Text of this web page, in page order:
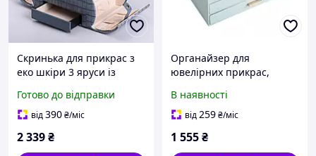
Скринька для прикрас з
еко шкіри 3 яруси із
ювелірних виробів
24х17х18 см, синій
Готово до відправки
від390₴/міс
2 339₴
Органайзер для
ювелірних прикрас,
ящиками, 26,5х18х13,5
см, Блакитний
В наявності
від259₴/міс
1 555₴